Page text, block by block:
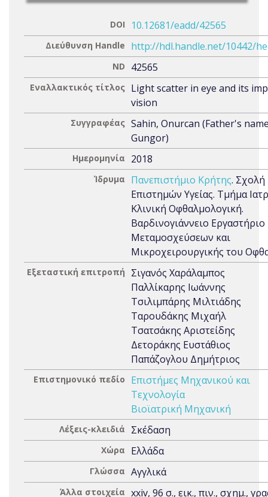
DOI 10.12681/eadd/42565
Διεύθυνση Handle http://hdl.handle.net/10442/
ND 42565
Εναλλακτικός τίτλος Light scatter in eye and its
vision
Συγγραφέας Sahin, Onurcan (Father's
Gungor)
Ημερομηνία 2018
Ίδρυμα Πανεπιστήμιο Κρήτης. Σχολή
Επιστημών Υγείας. Τμήμα
Κλινική Οφθαλμολογική.
Βαρδινογιάννειο Εργαστήριο
Μεταμοσχεύσεων και
Μικροχειρουργικής του
Εξεταστική επιτροπή
Σιγανός Χαράλαμπος
Παλλίκαρης Ιωάννης
Τσιλιμπάρης Μιλτιάδης
Ταρουδάκης Μιχαήλ
Τσατσάκης Αριστείδης
Δετοράκης Ευστάθιος
Παπάζογλου Δημήτριος
Επιστημονικό πεδίο
Επιστήμες Μηχανικού και
Τεχνολογία
Βιοϊατρική Μηχανική
Λέξεις-κλειδιά Σκέδαση
Χώρα Ελλάδα
Γλώσσα Αγγλικά
Άλλα στοιχεία xxiv, 96 σ., εικ., πιν., σχημ.,